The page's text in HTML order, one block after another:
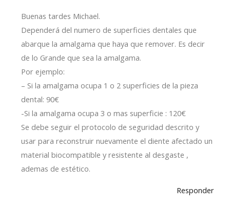
Buenas tardes Michael.
Dependerá del numero de superficies dentales que
abarque la amalgama que haya que remover. Es decir
de lo Grande que sea la amalgama.
Por ejemplo:
– Si la amalgama ocupa 1 o 2 superficies de la pieza
dental: 90€
-Si la amalgama ocupa 3 o mas superficie : 120€
Se debe seguir el protocolo de seguridad descrito y
usar para reconstruir nuevamente el diente afectado un
material biocompatible y resistente al desgaste ,
ademas de estético.
Responder